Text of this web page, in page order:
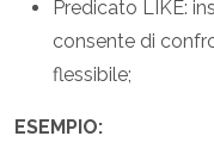
Predicato LIKE:
consente di
flessibile;
ESEMPIO: